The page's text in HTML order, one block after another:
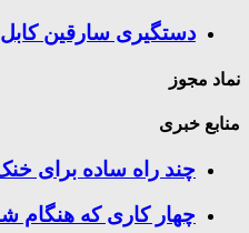
دستگیری سارقین کابل
نماد مجوز
منابع خبری
چند راه‌ ساده برای
چهار کاری که هنگام